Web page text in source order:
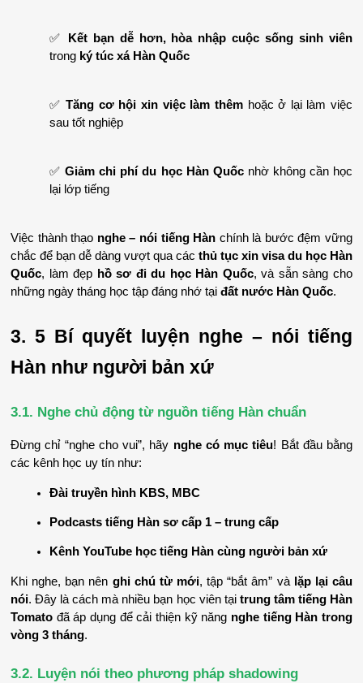
✅
Kết bạn dễ hơn, hòa nhập cuộc sống sinh viên
trong ký túc xá Hàn Quốc
✅ Tăng cơ hội xin việc làm thêm hoặc ở lại làm việc
sau tốt nghiệp
✅ Giảm chi phí du học Hàn Quốc nhờ không cần học
lại lớp tiếng
Việc thành thạo nghe – nói tiếng Hàn chính là bước đệm vững
chắc để bạn dễ dàng vượt qua các thủ tục xin visa du học Hàn
Quốc, làm đẹp hồ sơ đi du học Hàn Quốc, và sẵn sàng cho
những ngày tháng học tập đáng nhớ tại đất nước Hàn Quốc.
3. 5 Bí quyết luyện nghe – nói tiếng
Hàn như người bản xứ
3.1. Nghe chủ động từ nguồn tiếng Hàn chuẩn
Đừng chỉ “nghe cho vui”, hãy nghe có mục tiêu! Bắt đầu bằng
các kênh học uy tín như:
Đài truyền hình KBS, MBC
Podcasts tiếng Hàn sơ cấp 1 – trung cấp
Kênh YouTube học tiếng Hàn cùng người bản xứ
Khi nghe, bạn nên ghi chú từ mới, tập “bắt âm” và lặp lại câu
nói. Đây là cách mà nhiều bạn học viên tại trung tâm tiếng Hàn
Tomato đã áp dụng để cải thiện kỹ năng nghe tiếng Hàn trong
vòng 3 tháng.
3.2. Luyện nói theo phương pháp shadowing